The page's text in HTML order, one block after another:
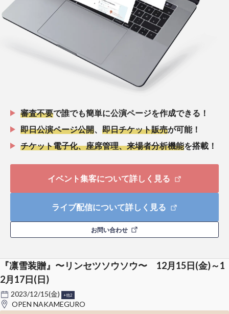
審査不要で誰でも簡単に公演ページを作成できる！
即日公演ページ公開
即日チケット販売が可能！
チケット電子化、座席管理、来場者分析機能を搭載！
イベント集客について詳しく見る
ライブ配信について詳しく見る
お問い合わせ
『凛雪装贈』〜リンセツソウソウ〜 12月15日(金)～1
2月17日(日)
2023/12/15(金) +他2
OPEN NAKAMEGURO